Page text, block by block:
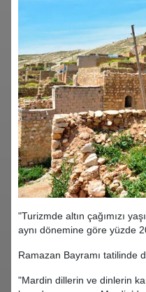
"Turizmde altın çağımızı
aynı dönemine göre yüzde
Ramazan Bayramı tatilinde
"Mardin dillerin ve dinlerin